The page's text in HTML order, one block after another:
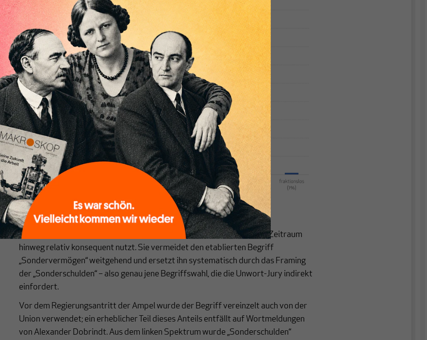
Abbildung 1, Quelle: eigene Darstellung basierend auf DIP – das Rechercheportal
Auffällig ist, dass die AfD den Begriff als einzige Fraktion über diesen Zeitraum
hinweg relativ konsequent nutzt. Sie vermeidet den etablierten Begriff
„Sondervermögen“ weitgehend und ersetzt ihn systematisch durch das Framing
der „Sonderschulden“ – also genau jene Begriffswahl, die die Unwort-Jury indirekt
einfordert.
Vor dem Regierungsantritt der Ampel wurde der Begriff vereinzelt auch von der
Union verwendet; ein erheblicher Teil dieses Anteils entfällt auf Wortmeldungen
von Alexander Dobrindt. Aus dem linken Spektrum wurde „Sonderschulden“